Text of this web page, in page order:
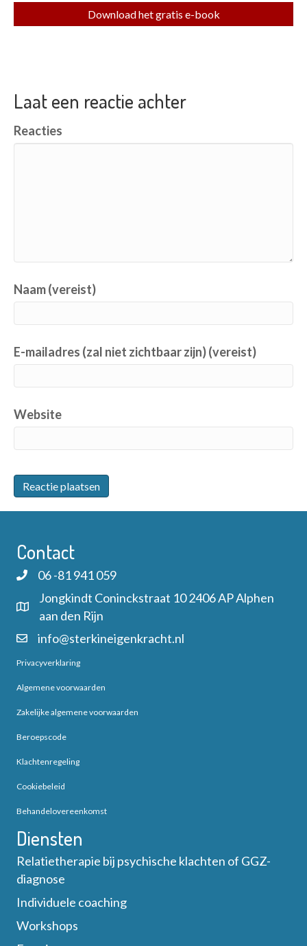
Download het gratis e-book
Laat een reactie achter
Reacties
Naam (vereist)
E-mailadres (zal niet zichtbaar zijn) (vereist)
Website
Contact
06 -81 941 059
Jongkindt Coninckstraat 10 2406 AP Alphen
aan den Rijn
info@sterkineigenkracht.nl
Privacyverklaring
Algemene voorwaarden
Zakelijke algemene voorwaarden
Beroepscode
Klachtenregeling
Cookiebeleid
Behandelovereenkomst
Diensten
Relatietherapie bij psychische klachten of GGZ-
diagnose
Individuele coaching
Workshops